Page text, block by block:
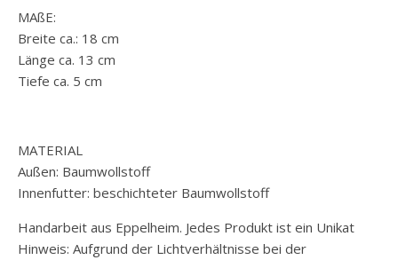
MAßE:
Breite ca.: 18 cm
Länge ca. 13 cm
Tiefe ca. 5 cm
MATERIAL
Außen: Baumwollstoff
Innenfutter: beschichteter Baumwollstoff
Handarbeit aus Eppelheim. Jedes Produkt ist ein Unikat
Hinweis: Aufgrund der Lichtverhältnisse bei der